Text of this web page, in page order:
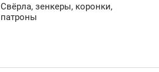
Свёрла, зенкеры, коронки,
патроны